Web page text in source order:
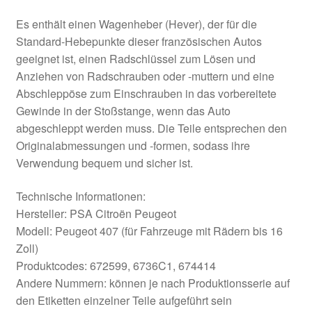
Es enthält einen Wagenheber (Hever), der für die
Standard-Hebepunkte dieser französischen Autos
geeignet ist, einen Radschlüssel zum Lösen und
Anziehen von Radschrauben oder -muttern und eine
Abschleppöse zum Einschrauben in das vorbereitete
Gewinde in der Stoßstange, wenn das Auto
abgeschleppt werden muss. Die Teile entsprechen den
Originalabmessungen und -formen, sodass ihre
Verwendung bequem und sicher ist.
Technische Informationen:
Hersteller: PSA Citroën Peugeot
Modell: Peugeot 407 (für Fahrzeuge mit Rädern bis 16
Zoll)
Produktcodes: 672599, 6736C1, 674414
Andere Nummern: können je nach Produktionsserie auf
den Etiketten einzelner Teile aufgeführt sein